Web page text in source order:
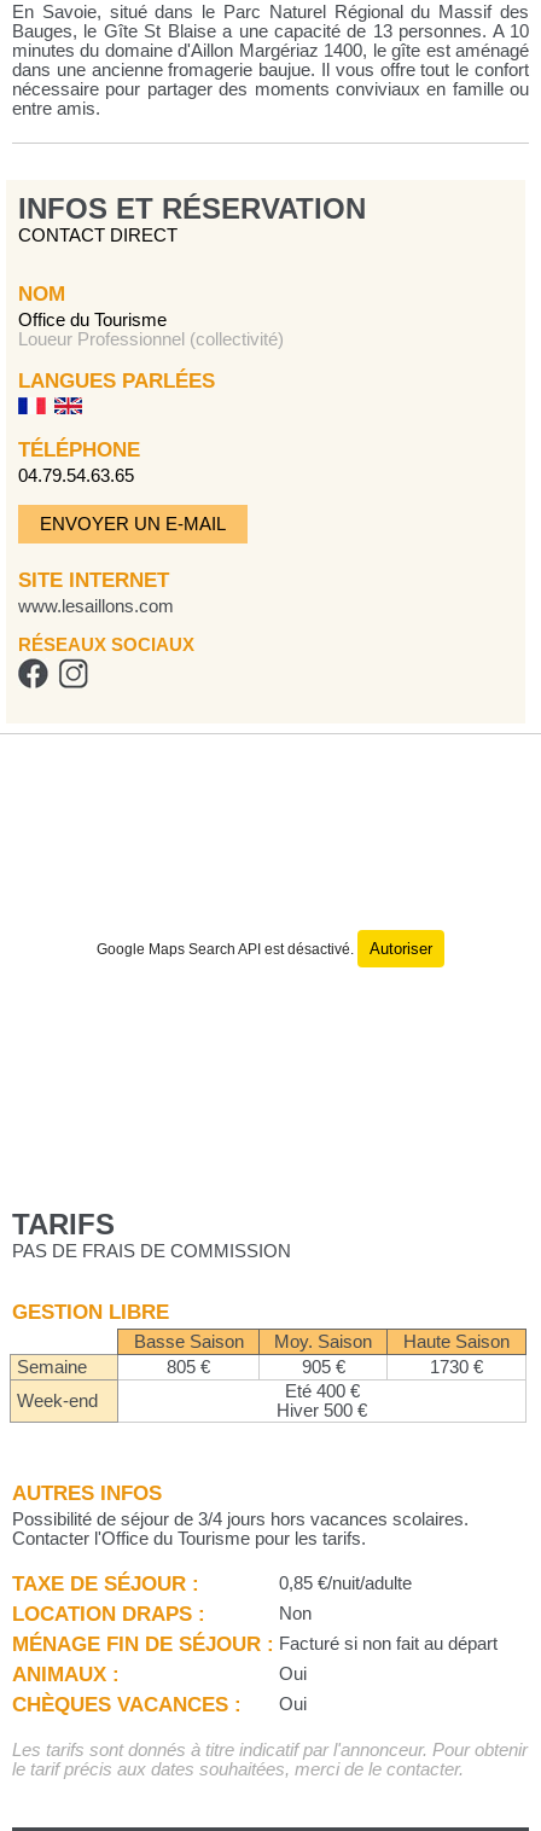
En Savoie, situé dans le Parc Naturel Régional du Massif des
Bauges, le Gîte St Blaise a une capacité de 13 personnes. A 10
minutes du domaine d'Aillon Margériaz 1400, le gîte est aménagé
dans une ancienne fromagerie baujue. Il vous offre tout le confort
nécessaire pour partager des moments conviviaux en famille ou
entre amis.
INFOS ET RÉSERVATION
CONTACT DIRECT
NOM
Office du Tourisme
Loueur Professionnel (collectivité)
LANGUES PARLÉES
TÉLÉPHONE
04.79.54.63.65
ENVOYER UN E-MAIL
SITE INTERNET
www.lesaillons.com
RÉSEAUX SOCIAUX
Google Maps Search API est désactivé. Autoriser
TARIFS
PAS DE FRAIS DE COMMISSION
GESTION LIBRE
Basse Saison Moy. Saison
Haute Saison
Semaine
805 € 905 €
1730 €
Week-end
Eté 400 €
Hiver 500 €
AUTRES INFOS
Possibilité de séjour de 3/4 jours hors vacances scolaires.
Contacter l'Office du Tourisme pour les tarifs.
TAXE DE SÉJOUR : 0,85 €/nuit/adulte
LOCATION DRAPS : Non
MÉNAGE FIN DE SÉJOUR : Facturé si non fait au départ
ANIMAUX : Oui
CHÈQUES VACANCES : Oui
Les tarifs sont donnés à titre indicatif par l'annonceur. Pour obtenir
le tarif précis aux dates souhaitées, merci de le contacter.